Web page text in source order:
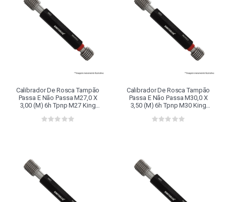
Calibrador De Rosca Tampão
Passa E Não Passa M27,0 X
3,00 (m) 6h Tpnp M27 King
Calibrador De Rosca Tampão
Passa E Não Passa M30,0 X
3,50 (m) 6h Tpnp M30 King